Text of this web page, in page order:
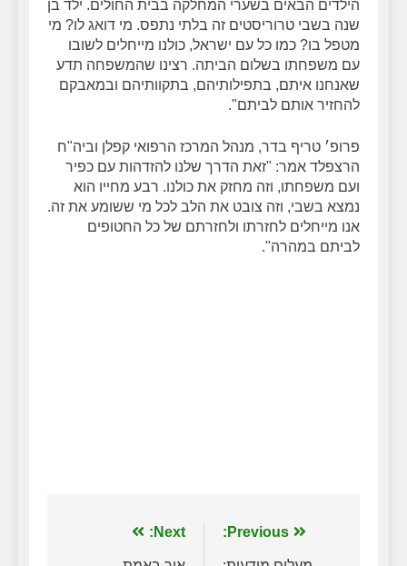
הילדים הבאים בשערי המחלקה בבית החולים. ילד בן
שנה בשבי טרוריסטים זה בלתי נתפס. מי דואג לו? מי
מטפל בו? כמו כל עם ישראל, כולנו מייחלים לשובו
עם משפחתו בשלום הביתה. רצינו שהמשפחה תדע
שאנחנו איתם, בתפילותיהם, בתקוותיהם ובמאבקם
להחזיר אותם לביתם".
פרופ׳ טריף בדר, מנהל המרכז הרפואי קפלן וביה"ח
הרצפלד אמר: "זאת הדרך שלנו להזדהות עם כפיר
ועם משפחתו, וזה מחזק את כולנו. רבע מחייו הוא
נמצא בשבי, וזה צובט את הלב לכל מי ששומע את זה.
אנו מייחלים לחזרתו ולחזרתם של כל החטופים
לביתם במהרה".
ניווט Previous:
Next: